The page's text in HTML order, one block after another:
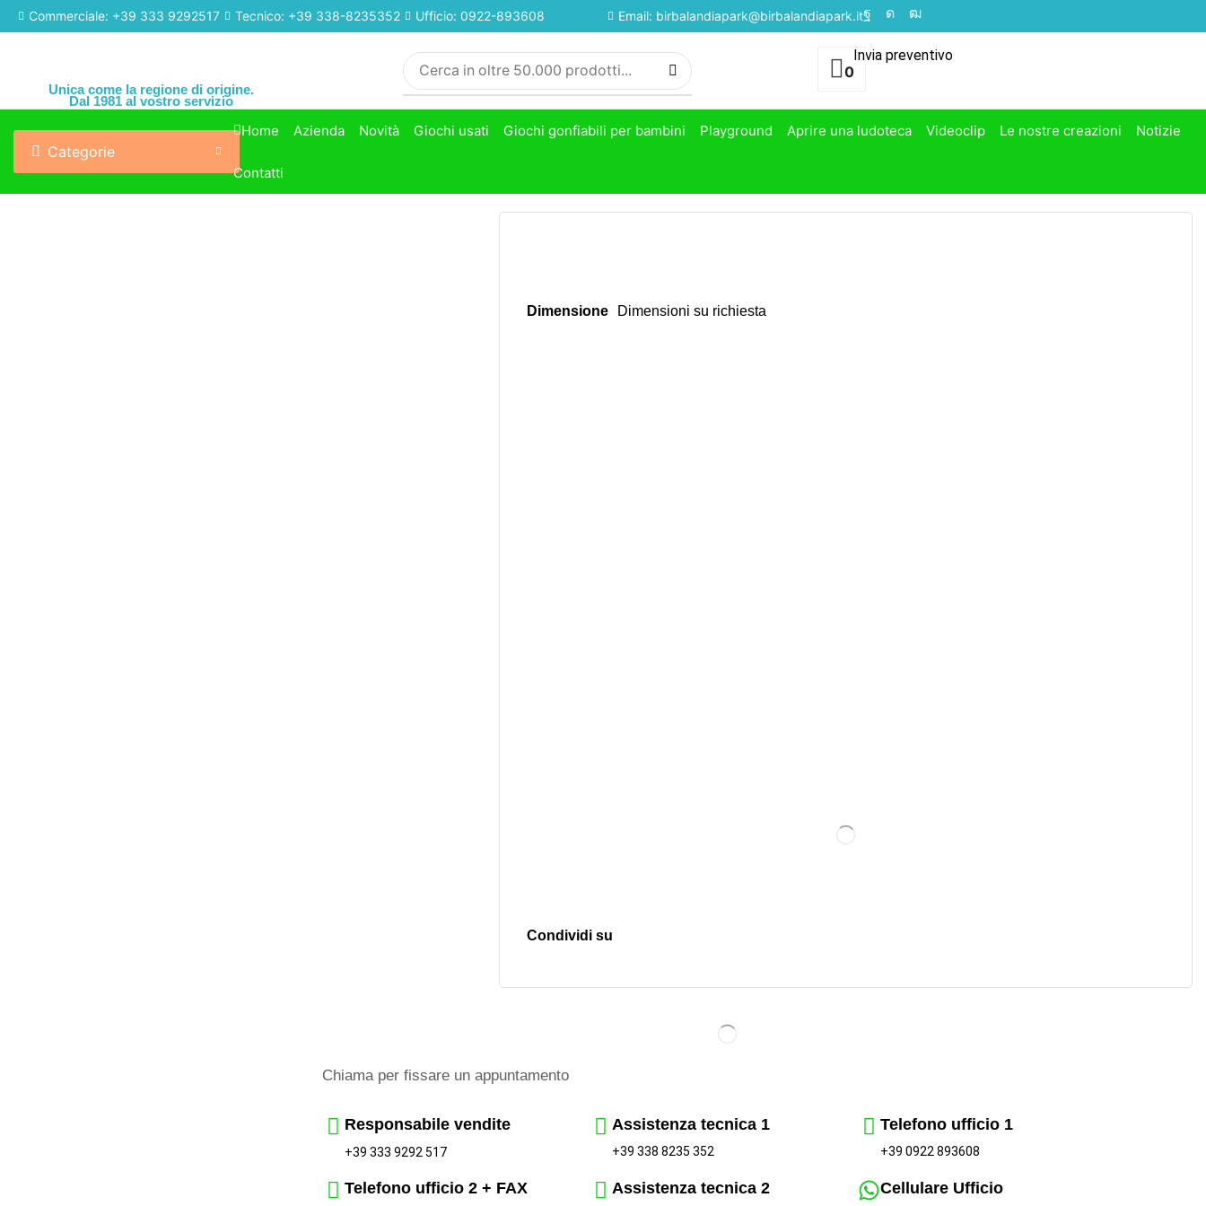
Commerciale: +39 333 9292517 Tecnico: +39 338-8235352 Ufficio: 0922-893608 Email: birbalandiapark@birbalandiapark.it
Unica come la regione di origine.
Dal 1981 al vostro servizio
0
Invia preventivo
Categorie
Home Azienda Novità Giochi usati Giochi gonfiabili per bambini Playground Aprire una ludoteca Videoclip Le nostre creazioni Notizie
Contatti
Dimensione Dimensioni su richiesta
Condividi su
Chiama per fissare un appuntamento
Responsabile vendite
+39 333 9292 517
Assistenza tecnica 1
+39 338 8235 352
Telefono ufficio 1
+39 0922 893608
Telefono ufficio 2 + FAX Assistenza tecnica 2 Cellulare Ufficio